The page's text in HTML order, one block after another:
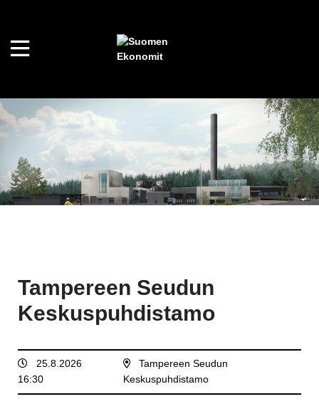
Tampereen Seudun
Keskuspuhdistamo
25.8.2026
16:30
Tampereen Seudun
Keskuspuhdistamo